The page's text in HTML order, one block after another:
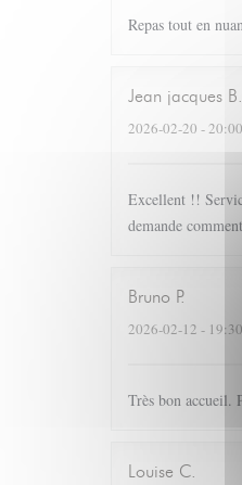
Repas tout en
Jean jacques B
2026-02-20 -
Excellent !!
demande
Bruno P
2026-02-12 -
Très bon accueil.
Louise C